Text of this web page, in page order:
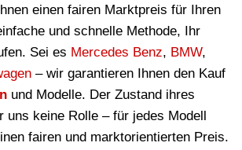
einen fairen Marktpreis für Ihren
und schnelle Methode, Ihr
Sei es Mercedes Benz, BMW,
– wir garantieren Ihnen den Kauf
und Modelle. Der Zustand ihres
uns keine Rolle – für jedes Modell
fairen und marktorientierten Preis.